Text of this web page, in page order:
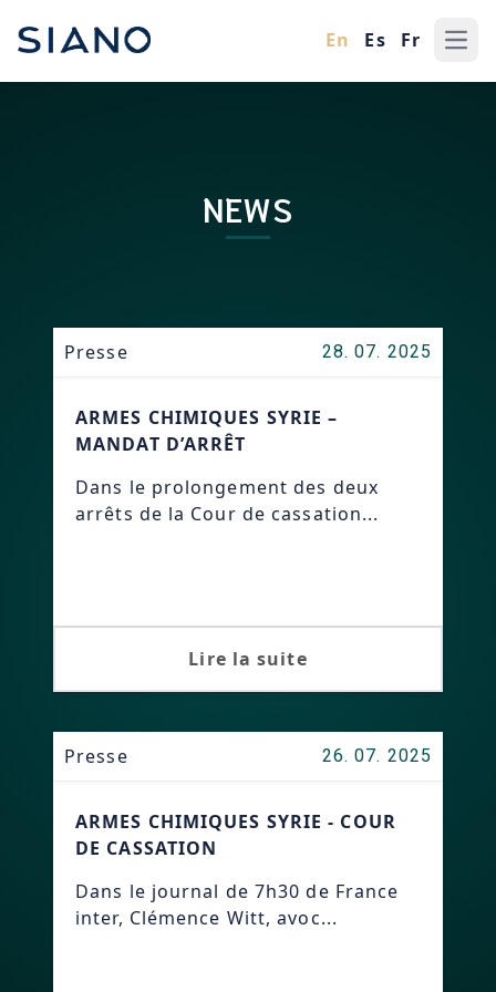
En Es Fr
NEWS
Presse 28. 07. 2025
ARMES CHIMIQUES SYRIE –
MANDAT D’ARRÊT
Dans le prolongement des deux
arrêts de la Cour de cassation...
Lire la suite
Presse 26. 07. 2025
ARMES CHIMIQUES SYRIE - COUR
DE CASSATION
Dans le journal de 7h30 de France
inter, Clémence Witt, avoc...